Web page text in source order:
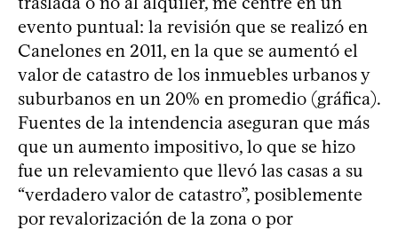
evento puntual: la revisión que se realizó en
Canelones en 2011, en la que se aumentó el
valor de catastro de los inmuebles urbanos y
suburbanos en un 20% en promedio (gráfica).
Fuentes de la intendencia aseguran que más
que un aumento impositivo, lo que se hizo
fue un relevamiento que llevó las casas a su
“verdadero valor de catastro”, posiblemente
por revalorización de la zona o por